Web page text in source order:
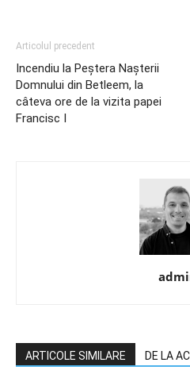
Articolul precedent
Incendiu la Peștera Nașterii
Domnului din Betleem, la
câteva ore de la vizita papei
Francisc I
ARTICOLE SIMILARE DE LA